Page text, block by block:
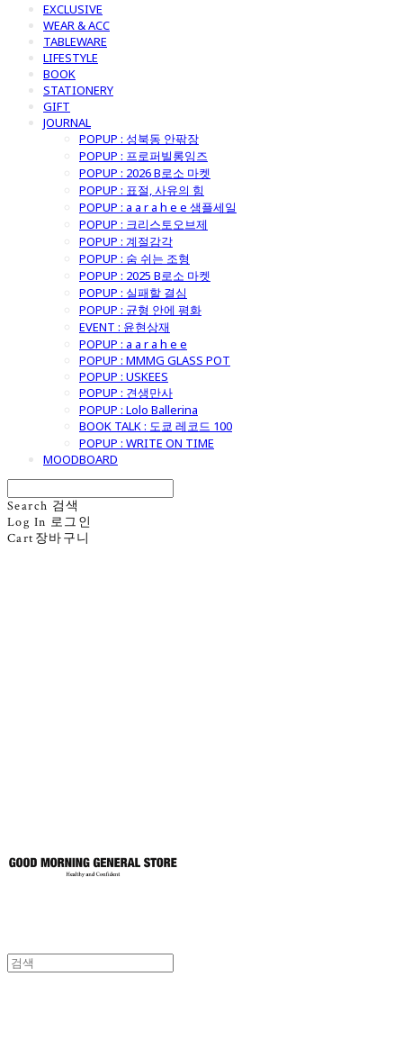
EXCLUSIVE
WEAR & ACC
TABLEWARE
LIFESTYLE
BOOK
STATIONERY
GIFT
JOURNAL
POPUP : 성북동 안팎장
POPUP : 프로퍼빌롱잉즈
POPUP : 2026 B로소 마켓
POPUP : 표절, 사유의 힘
POPUP : a a r a h e e 샘플세일
POPUP : 크리스토오브제
POPUP : 계절감각
POPUP : 숨 쉬는 조형
POPUP : 2025 B로소 마켓
POPUP : 실패할 결심
POPUP : 균형 안에 평화
EVENT : 윤현상재
POPUP : a a r a h e e
POPUP : MMMG GLASS POT
POPUP : USKEES
POPUP : 견생만사
POPUP : Lolo Ballerina
BOOK TALK : 도쿄 레코드 100
POPUP : WRITE ON TIME
MOODBOARD
Search 검색
Log In 로그인
Cart 장바구니